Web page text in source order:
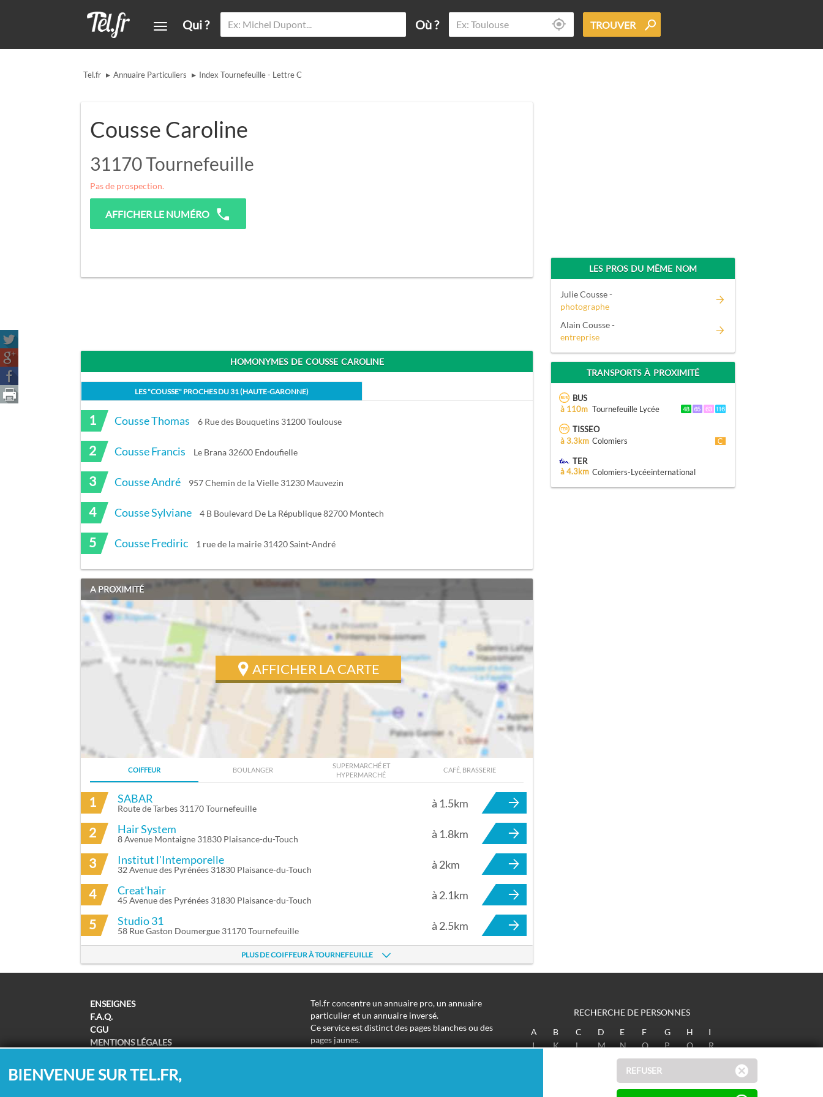
Qui ? Où ? TROUVER
Tel.fr ▸ Annuaire Particuliers ▸ Index Tournefeuille - Lettre C
Cousse Caroline
31170Tournefeuille
Pas de prospection.
AFFICHER LE NUMÉRO
HOMONYMES DE COUSSE CAROLINE
LES "COUSSE" PROCHES DU31 (HAUTE-GARONNE)
1 Cousse Thomas 6 Rue des Bouquetins 31200 Toulouse
2 Cousse Francis Le Brana 32600 Endoufielle
3 Cousse André 957 Chemin de la Vielle 31230 Mauvezin
4 Cousse Sylviane 4 B Boulevard De La République 82700 Montech
5 Cousse Frediric 1 rue de la mairie 31420 Saint-André
A PROXIMITÉ
AFFICHER LA CARTE
ITINÉRAIRE VERS COUSSE CAROLINE À TOURNEFEUILLE
COIFFEUR BOULANGER
SUPERMARCHÉ ET
HYPERMARCHÉ
CAFÉ, BRASSERIE
1 SABAR
Route de Tarbes 31170 Tournefeuille à 1.5km
2 Hair System
8 Avenue Montaigne 31830 Plaisance-du-Touch à 1.8km
3 Institut l'Intemporelle
32 Avenue des Pyrénées 31830 Plaisance-du-Touch à 2km
4 Creat'hair
45 Avenue des Pyrénées 31830 Plaisance-du-Touch à 2.1km
5 Studio 31
58 Rue Gaston Doumergue 31170 Tournefeuille à 2.5km
PLUS DE COIFFEUR À TOURNEFEUILLE
LES PROS DU MÊME NOM
Julie Cousse -
photographe
Alain Cousse -
entreprise
TRANSPORTS À PROXIMITÉ
BUS
à 110m Tournefeuille Lycée
TISSEO
à 3.3km Colomiers
TER
à 4.3km Colomiers-Lycéeinternational
ENSEIGNES
F.A.Q.
CGU
MENTIONS LÉGALES
POLITIQUE DE COOKIES
MODIFIER MES CHOIX COOKIES
Tel.fr concentre un annuaire pro, un annuaire
particulier et un annuaire inversé.
Ce service est distinct des pages blanches ou des
pages jaunes.
Les informations utilisées peuvent donc varier en
RECHERCHE DE PERSONNES
A
B C D E F G H
I
J
K L M N O P Q
R
W X Y Z
BIENVENUE SUR TEL.FR, REFUSER